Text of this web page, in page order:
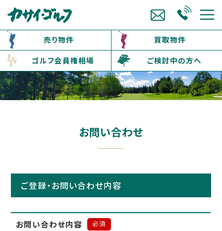
売り物件
買取物件
ゴルフ会員権相場
ご検討中の方へ
お問い合わせ
ご登録・お問い合わせ内容
お問い合わせ内容 必須